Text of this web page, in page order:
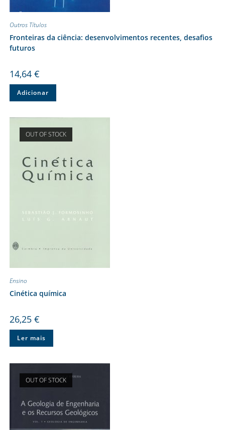
Outros Títulos
Fronteiras da ciência: desenvolvimentos recentes, desafios
futuros
14,64 €
Adicionar
OUT OF STOCK
Ensino
Cinética química
26,25 €
Ler mais
OUT OF STOCK